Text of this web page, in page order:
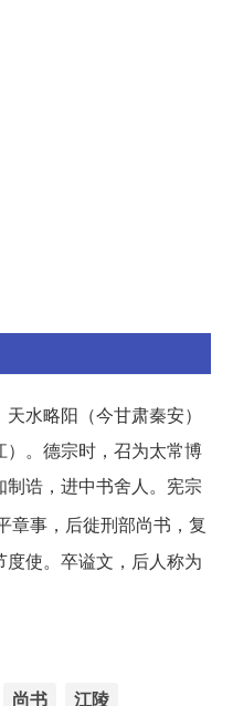
水略阳（今甘肃秦安）
。德宗时，召为太常博
诰，进中书舍人。宪宗
章事，后徙刑部尚书，复
使。卒谥文，后人称为
尚书 江陵